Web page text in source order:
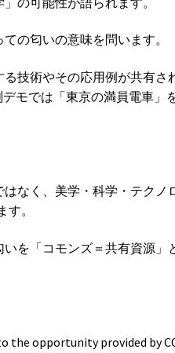
の匂いの意味を問います。
技術やその応用例が共有さ
モでは「東京の満員電車」
なく、美学・科学・テクノ
。
を「コモンズ＝共有資源」
the opportunity provided by